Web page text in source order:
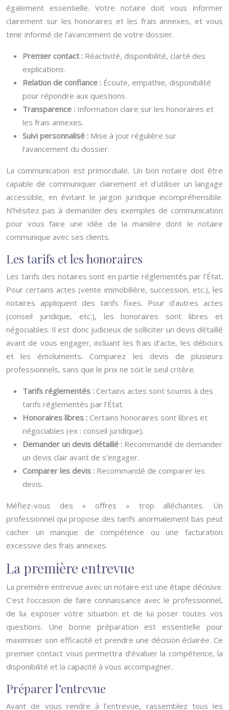
également essentielle. Votre notaire doit vous informer
clairement sur les honoraires et les frais annexes, et vous
tenir informé de l’avancement de votre dossier.
Premier contact : Réactivité, disponibilité, clarté des
explications.
Relation de confiance : Écoute, empathie, disponibilité
pour répondre aux questions.
Transparence : Information claire sur les honoraires et
les frais annexes.
Suivi personnalisé : Mise à jour régulière sur
l’avancement du dossier.
La communication est primordiale. Un bon notaire doit être
capable de communiquer clairement et d’utiliser un langage
accessible, en évitant le jargon juridique incompréhensible.
N’hésitez pas à demander des exemples de communication
pour vous faire une idée de la manière dont le notaire
communique avec ses clients.
Les tarifs et les honoraires
Les tarifs des notaires sont en partie réglementés par l’État.
Pour certains actes (vente immobilière, succession, etc.), les
notaires appliquent des tarifs fixes. Pour d’autres actes
(conseil juridique, etc.), les honoraires sont libres et
négociables. Il est donc judicieux de solliciter un devis détaillé
avant de vous engager, incluant les frais d’acte, les débours
et les émoluments. Comparez les devis de plusieurs
professionnels, sans que le prix ne soit le seul critère.
Tarifs réglementés : Certains actes sont soumis à des
tarifs réglementés par l’État.
Honoraires libres : Certains honoraires sont libres et
négociables (ex : conseil juridique).
Demander un devis détaillé : Recommandé de demander
un devis clair avant de s’engager.
Comparer les devis : Recommandé de comparer les
devis.
Méfiez-vous des « offres » trop alléchantes. Un
professionnel qui propose des tarifs anormalement bas peut
cacher un manque de compétence ou une facturation
excessive des frais annexes.
La première entrevue
La première entrevue avec un notaire est une étape décisive.
C’est l’occasion de faire connaissance avec le professionnel,
de lui exposer votre situation et de lui poser toutes vos
questions. Une bonne préparation est essentielle pour
maximiser son efficacité et prendre une décision éclairée. Ce
premier contact vous permettra d’évaluer la compétence, la
disponibilité et la capacité à vous accompagner.
Préparer l’entrevue
Avant de vous rendre à l’entrevue, rassemblez tous les